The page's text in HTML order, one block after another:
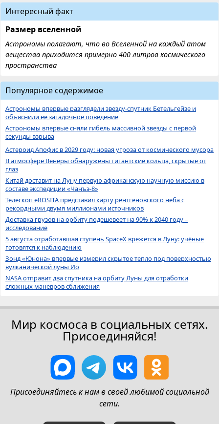
Интересный факт
Размер вселенной
Астрономы полагают, что во Вселенной на каждый атом
вещества приходится примерно 400 литров космического
пространства
Популярное содержимое
Астрономы впервые разглядели звезду-спутник Бетельгейзе и
объяснили её загадочное поведение
Астрономы впервые сняли гибель массивной звезды с первой
секунды взрыва
Астероид Апофис в 2029 году: новая угроза от космического мусора
В атмосфере Венеры обнаружены гигантские кольца, скрытые от
глаз
Китай доставит на Луну первую африканскую научную миссию в
составе экспедиции «Чанъэ-8»
Телескоп eROSITA представил карту рентгеновского неба с
рекордными двумя миллионами источников
Доставка грузов на орбиту подешевеет на 90% к 2040 году –
исследование
5 августа отработавшая ступень SpaceX врежется в Луну: учёные
готовятся к наблюдению
Зонд «Юнона» впервые измерил скрытое тепло под поверхностью
вулканической луны Ио
NASA отправит два спутника на орбиту Луны для отработки
сложных маневров сближения
Мир космоса в социальных сетях.
Присоединяйся!
Присоединяйтесь к нам в своей любимой социальной
сети.